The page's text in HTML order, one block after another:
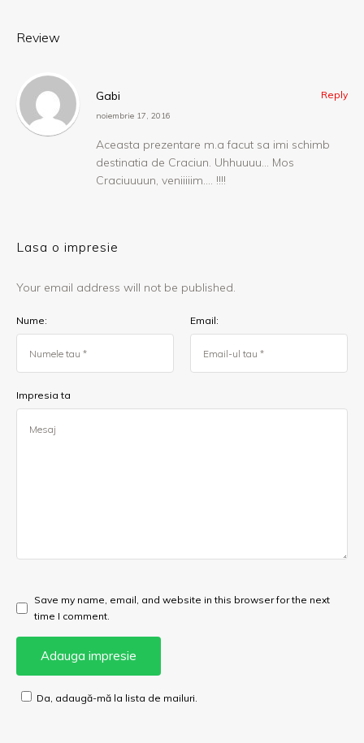
Review
Gabi Reply
noiembrie 17, 2016
Aceasta prezentare m.a facut sa imi schimb
destinatia de Craciun. Uhhuuuu… Mos
Craciuuuun, veniiiiim…. !!!!
Lasa o impresie
Your email address will not be published.
Nume: Email:
Impresia ta
Save my name, email, and website in this browser for the next
time I comment.
Da, adaugă-mă la lista de mailuri.